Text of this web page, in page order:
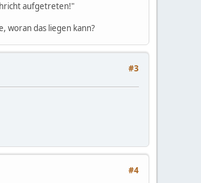
aufgetreten!"
woran das liegen kann?
#3
#4